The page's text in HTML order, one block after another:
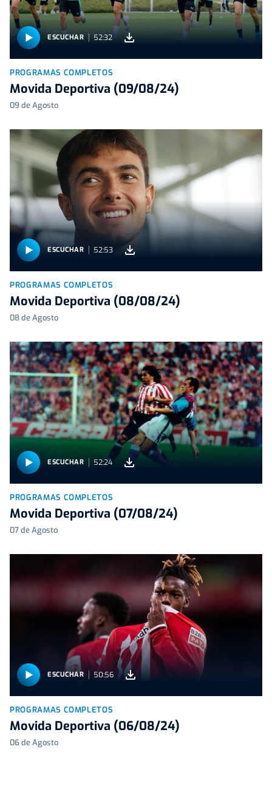
ESCUCHAR 52:32
PROGRAMAS COMPLETOS
Movida Deportiva (09/08/24)
09 de Agosto
ESCUCHAR 52:53
PROGRAMAS COMPLETOS
Movida Deportiva (08/08/24)
08 de Agosto
ESCUCHAR 52:24
PROGRAMAS COMPLETOS
Movida Deportiva (07/08/24)
07 de Agosto
ESCUCHAR 50:56
PROGRAMAS COMPLETOS
Movida Deportiva (06/08/24)
06 de Agosto